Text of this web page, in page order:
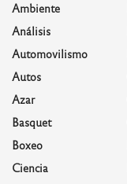
Ambiente
Análisis
Automovilismo
Autos
Azar
Basquet
Boxeo
Ciencia